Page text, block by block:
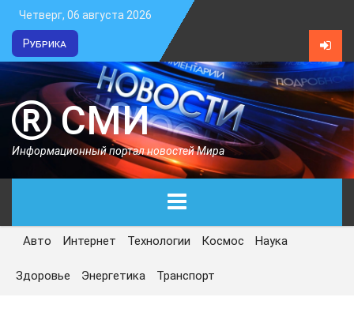
Четверг, 06 августа 2026
Рубрика
СМИ
Информационный портал новостей Мира
ГЛАВНАЯ
СЕГОДНЯ
Авто Интернет Технологии Космос Наука
Здоровье Энергетика Транспорт